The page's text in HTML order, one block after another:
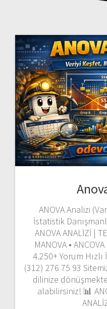
ANOVA Analizi
İstatistik
ANOVA ANALİZİ |
MANOVA •
4.250+ Yorum
(312) 276 75 93
dilinize
alabilirsiniz! 📊